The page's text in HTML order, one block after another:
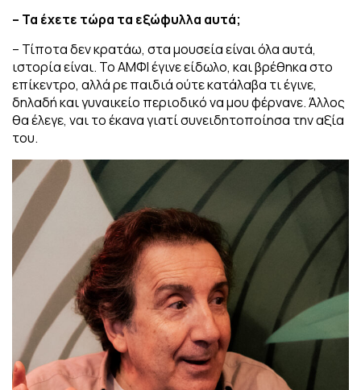
– Τα έχετε τώρα τα εξώφυλλα αυτά;
– Τίποτα δεν κρατάω, στα μουσεία είναι όλα αυτά,
ιστορία είναι. Το ΑΜΦΙ έγινε είδωλο, και βρέθηκα στο
επίκεντρο, αλλά ρε παιδιά ούτε κατάλαβα τι έγινε,
δηλαδή και γυναικείο περιοδικό να μου φέρνανε. Άλλος
θα έλεγε, ναι το έκανα γιατί συνειδητοποίησα την αξία
του.